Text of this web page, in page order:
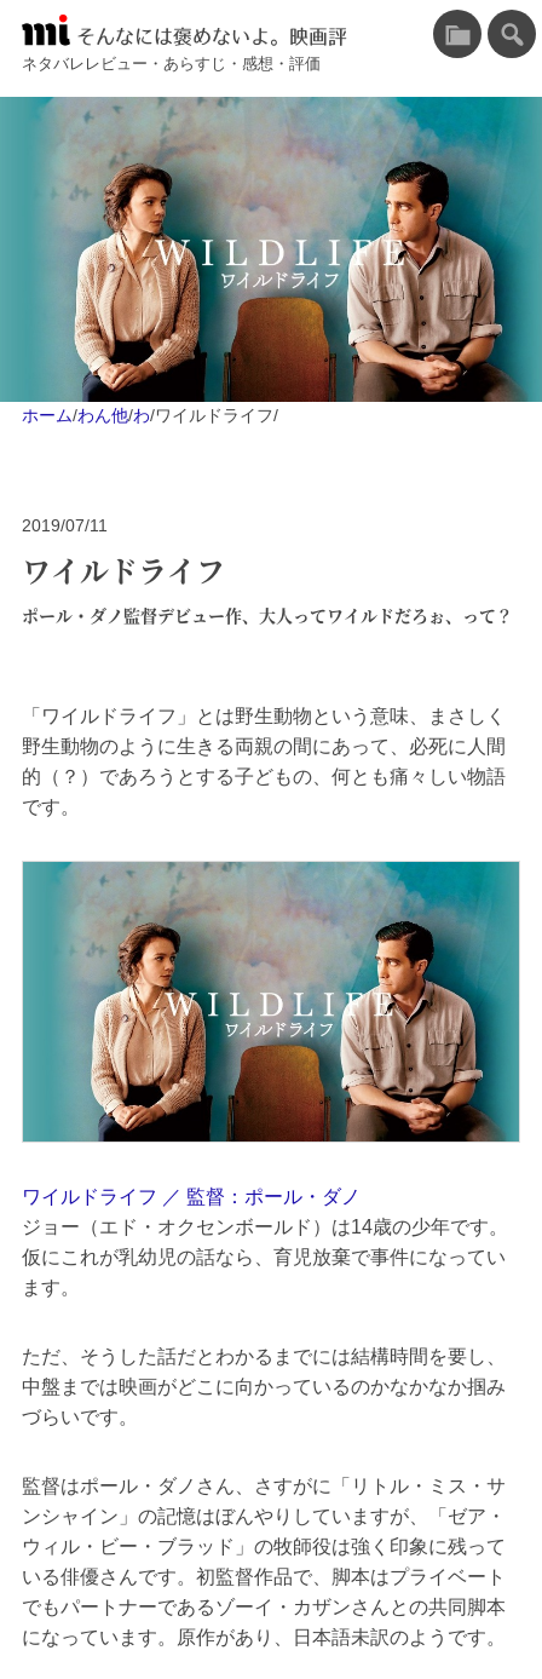
そんなには褒めないよ。映画評
ネタバレレビュー・あらすじ・感想・評価
ホーム/わん他/わ/ワイルドライフ/
2019/07/11
ワイルドライフ
ポール・ダノ監督デビュー作、大人ってワイルドだろぉ、って？
「ワイルドライフ」とは野生動物という意味、まさしく
野生動物のように生きる両親の間にあって、必死に人間
的（？）であろうとする子どもの、何とも痛々しい物語
です。
ワイルドライフ ／ 監督：ポール・ダノ
ジョー（エド・オクセンボールド）は14歳の少年です。
仮にこれが乳幼児の話なら、育児放棄で事件になってい
ます。
ただ、そうした話だとわかるまでには結構時間を要し、
中盤までは映画がどこに向かっているのかなかなか掴み
づらいです。
監督はポール・ダノさん、さすがに「リトル・ミス・サ
ンシャイン」の記憶はぼんやりしていますが、「ゼア・
ウィル・ビー・ブラッド」の牧師役は強く印象に残って
いる俳優さんです。初監督作品で、脚本はプライベート
でもパートナーであるゾーイ・カザンさんとの共同脚本
になっています。原作があり、日本語未訳のようです。